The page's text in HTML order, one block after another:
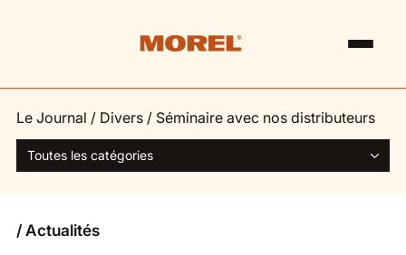
Le Journal / Divers / Séminaire avec nos distributeurs
Toutes les catégories
/ Actualités